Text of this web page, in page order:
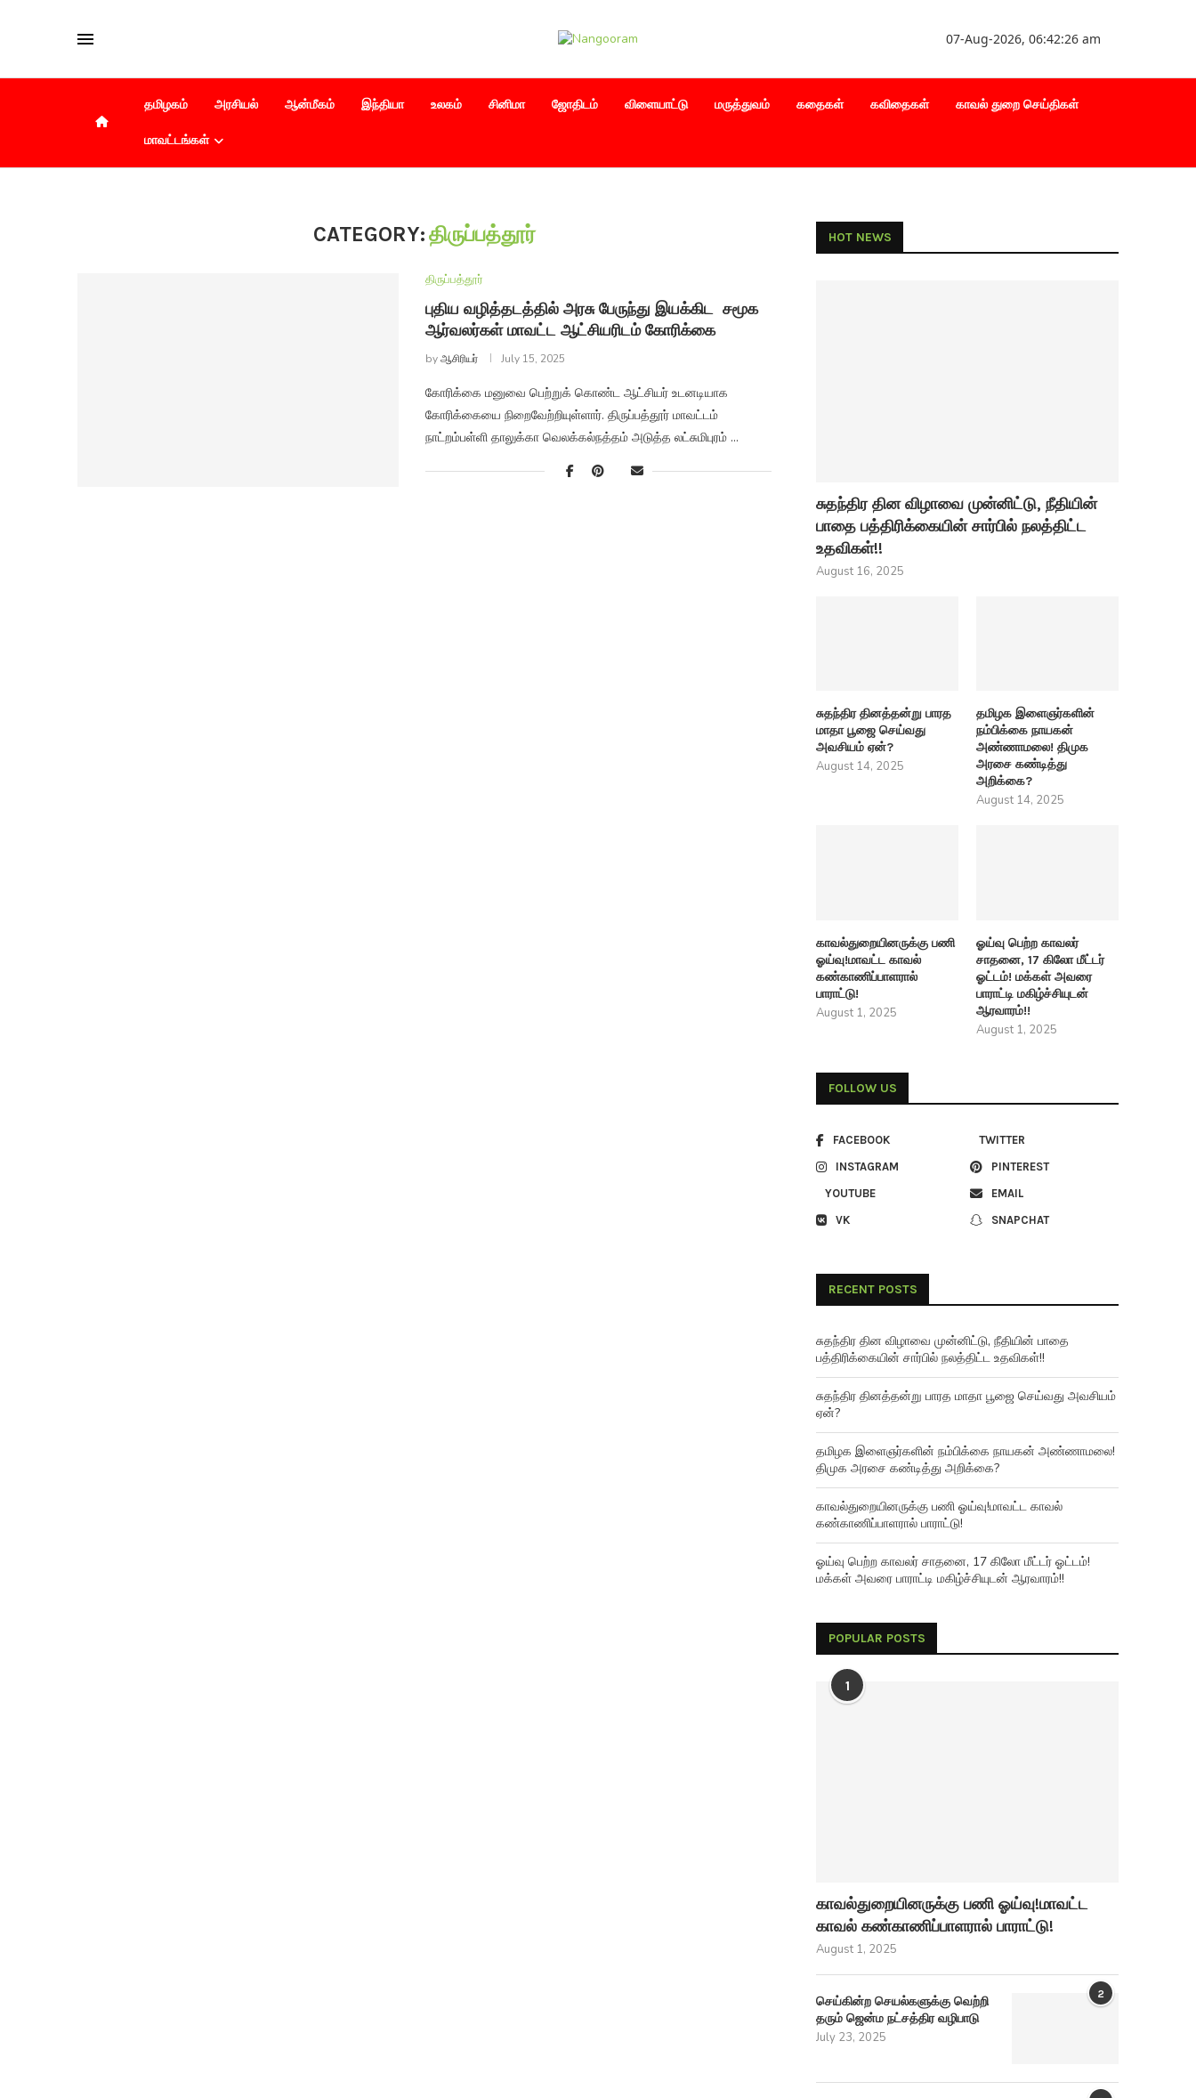
07-Aug-2026, 06:42:27 am
தமிழகம் அரசியல் ஆன்மீகம் இந்தியா உலகம் சினிமா ஜோதிடம் விளையாட்டு மருத்துவம் கதைகள் கவிதைகள் காவல் துறை செய்திகள்
மாவட்டங்கள்
CATEGORY:திருப்பத்தூர்
திருப்பத்தூர்
புதிய வழித்தடத்தில் அரசு பேருந்து இயக்கிட சமூக
ஆர்வலர்கள் மாவட்ட ஆட்சியரிடம் கோரிக்கை
byஆசிரியர் July 15, 2025
கோரிக்கை மனுவை பெற்றுக் கொண்ட ஆட்சியர் உடனடியாக
கோரிக்கையை நிறைவேற்றியுள்ளார். திருப்பத்தூர் மாவட்டம்
நாட்றம்பள்ளி தாலுக்கா வெலக்கல்நத்தம் அடுத்த லட்சுமிபுரம் …
HOT NEWS
சுதந்திர தின விழாவை முன்னிட்டு, நீதியின்
பாதை பத்திரிக்கையின் சார்பில் நலத்திட்ட
உதவிகள்!!
August 16, 2025
சுதந்திர தினத்தன்று பாரத
மாதா பூஜை செய்வது
அவசியம் ஏன்?
August 14, 2025
தமிழக இளைஞர்களின்
நம்பிக்கை நாயகன்
அண்ணாமலை! திமுக
அரசை கண்டித்து
அறிக்கை?
August 14, 2025
காவல்துறையினருக்கு பணி
ஓய்வு!மாவட்ட காவல்
கண்காணிப்பாளரால்
பாராட்டு!
August 1, 2025
ஓய்வு பெற்ற காவலர்
சாதனை, 17 கிலோ மீட்டர்
ஓட்டம்! மக்கள் அவரை
பாராட்டி மகிழ்ச்சியுடன்
ஆரவாரம்!!
August 1, 2025
FOLLOW US
FACEBOOK
TWITTER
INSTAGRAM
PINTEREST
YOUTUBE
EMAIL
VK
SNAPCHAT
RECENT POSTS
சுதந்திர தின விழாவை முன்னிட்டு, நீதியின் பாதை
பத்திரிக்கையின் சார்பில் நலத்திட்ட உதவிகள்!!
சுதந்திர தினத்தன்று பாரத மாதா பூஜை செய்வது அவசியம்
ஏன்?
தமிழக இளைஞர்களின் நம்பிக்கை நாயகன் அண்ணாமலை!
திமுக அரசை கண்டித்து அறிக்கை?
காவல்துறையினருக்கு பணி ஓய்வு!மாவட்ட காவல்
கண்காணிப்பாளரால் பாராட்டு!
ஓய்வு பெற்ற காவலர் சாதனை, 17 கிலோ மீட்டர் ஓட்டம்!
மக்கள் அவரை பாராட்டி மகிழ்ச்சியுடன் ஆரவாரம்!!
POPULAR POSTS
1
காவல்துறையினருக்கு பணி ஓய்வு!மாவட்ட
காவல் கண்காணிப்பாளரால் பாராட்டு!
August 1, 2025
2
செய்கின்ற செயல்களுக்கு வெற்றி
தரும் ஜென்ம நட்சத்திர வழிபாடு
July 23, 2025